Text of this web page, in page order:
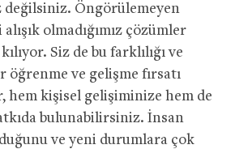
değilsiniz. Öngörülemeyen
olmadığımız çözümler
Siz de bu farklılığı ve
öğrenme ve gelişme fırsatı
hem kişisel gelişiminize hem de
bulunabilirsiniz. İnsan
ve yeni durumlara çok